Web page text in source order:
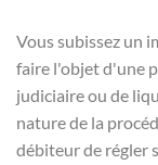
Vous subissez un
faire l'objet d'une
judiciaire ou de
nature de la
débiteur de régler